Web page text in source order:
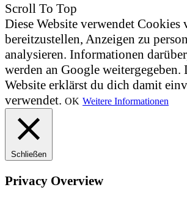
Scroll To Top
Diese Website verwendet
bereitzustellen, Anzeigen zu
analysieren. Informationen
werden an Google
Website erklärst du dich damit
verwendet. OK Weitere Informationen
Schließen
Privacy Overview